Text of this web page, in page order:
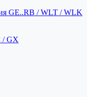
GE..RB / WLT / WLK
/ GX